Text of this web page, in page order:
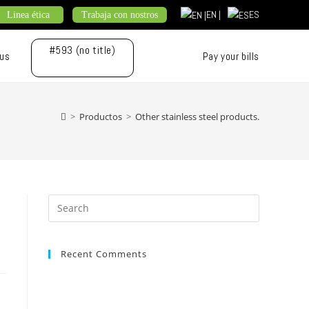
Linea ética Trabaja con nostros EN | ES
#593 (no title) Pay your bills
> Productos > Other stainless steel products.
Escape
Recent Comments